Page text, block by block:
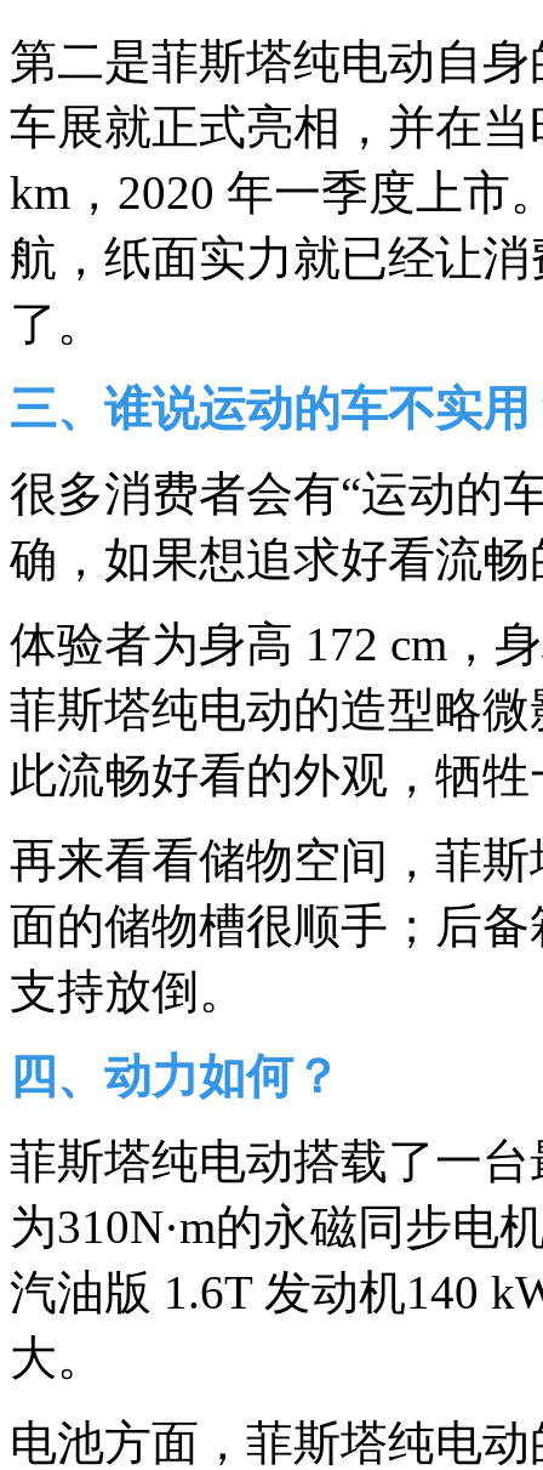
第二是菲斯塔纯电动自
车展就正式亮相，并在
km，2020 年一季度上市
航，纸面实力就已经让
了。
三、谁说运动的车不实用
很多消费者会有“运动的
确，如果想追求好看流
体验者为身高 172 cm，
菲斯塔纯电动的造型略
此流畅好看的外观，牺
再来看看储物空间，菲
面的储物槽很顺手；后
支持放倒。
四、动力如何？
菲斯塔纯电动搭载了一
为310N·m的永磁同步电
汽油版 1.6T 发动机140
大。
电池方面，菲斯塔纯电